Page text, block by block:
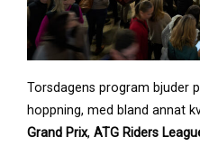
Torsdagens program bjuder
hoppning, med bland annat
Grand Prix, ATG Riders